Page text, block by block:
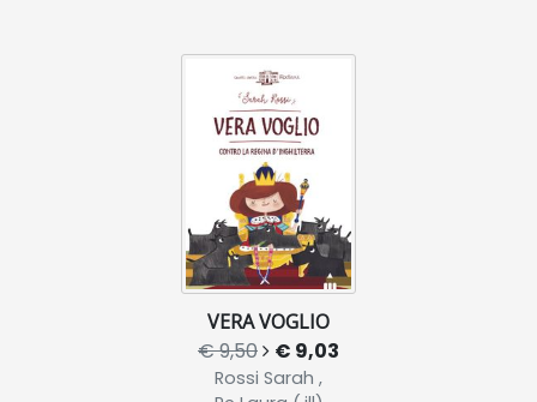
VERA VOGLIO
€ 9,50 € 9,03
Rossi Sarah ,